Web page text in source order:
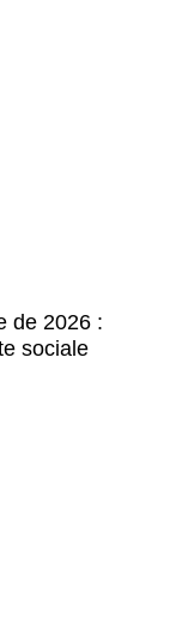
de 2026 :
sociale